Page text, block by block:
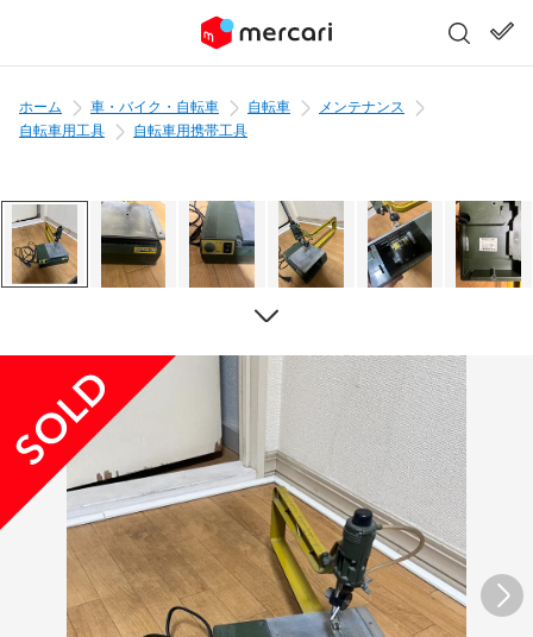
ホーム 車・バイク・自転車 自転車
メンテナンス
自転車用工具
自転車用携帯工具